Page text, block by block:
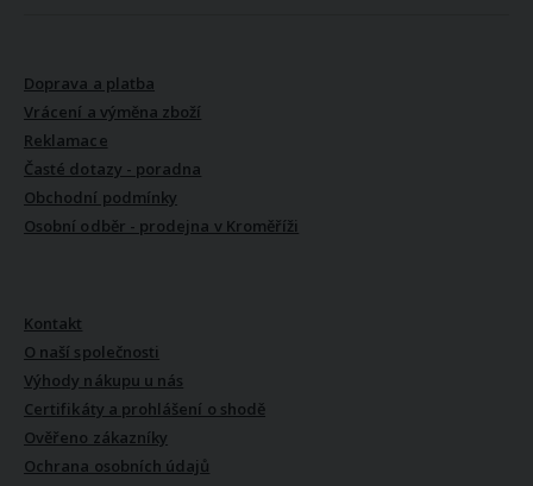
Doprava a platba
Vrácení a výměna zboží
Reklamace
Časté dotazy - poradna
Obchodní podmínky
Osobní odběr - prodejna v Kroměříži
Kontakt
O naší společnosti
Výhody nákupu u nás
Certifikáty a prohlášení o shodě
Ověřeno zákazníky
Ochrana osobních údajů